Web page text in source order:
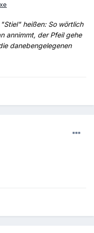
(bin zu faul dazu),
"Stiel" heißen: So wörtlich
annimmt, der Pfeil gehe
danebengelegenen